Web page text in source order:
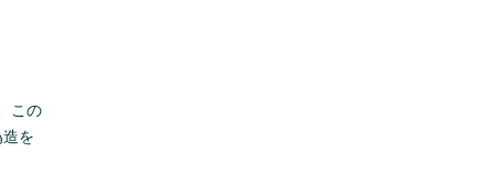
この
を